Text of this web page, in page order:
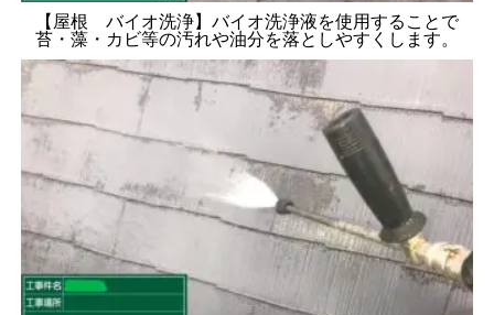
【屋根 バイオ洗浄】バイオ洗浄液を使用することで
苔・藻・カビ等の汚れや油分を落としやすくします。